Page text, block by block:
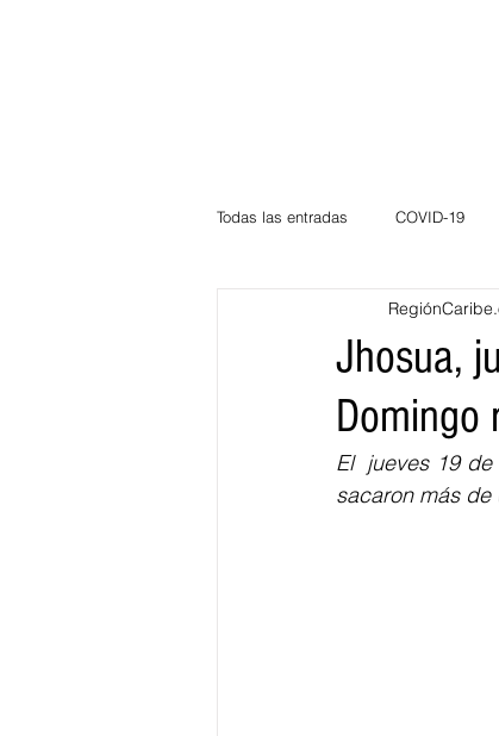
Todas las entradas COVID-19
Atlántico
Bloggeros
Educación
Jhosua,
Domingo
El  jueves 19
sacaron más de